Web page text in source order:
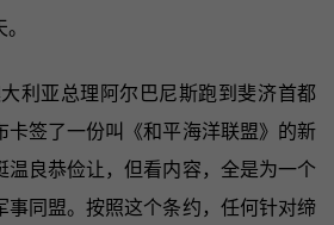
利亚总理阿尔巴尼斯跑到斐济首都
卡签了一份叫《和平海洋联盟》的新
温良恭俭让，但看内容，全是为一个
事同盟。按照这个条约，任何针对缔